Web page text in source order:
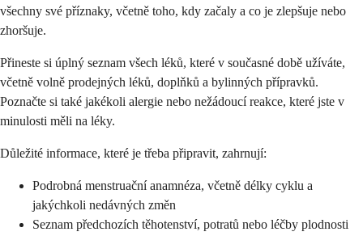
všechny své příznaky, včetně toho, kdy začaly a co je zlepšuje nebo
zhoršuje.
Přineste si úplný seznam všech léků, které v současné době užíváte,
včetně volně prodejných léků, doplňků a bylinných přípravků.
Poznačte si také jakékoli alergie nebo nežádoucí reakce, které jste v
minulosti měli na léky.
Důležité informace, které je třeba připravit, zahrnují:
Podrobná menstruační anamnéza, včetně délky cyklu a
jakýchkoli nedávných změn
Seznam předchozích těhotenství, potratů nebo léčby plodnosti